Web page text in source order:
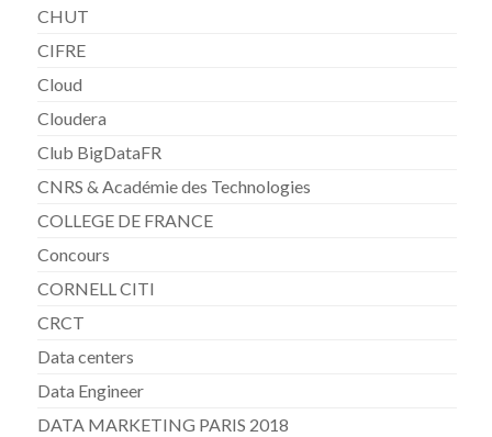
CHUT
CIFRE
Cloud
Cloudera
Club BigDataFR
CNRS & Académie des Technologies
COLLEGE DE FRANCE
Concours
CORNELL CITI
CRCT
Data centers
Data Engineer
DATA MARKETING PARIS 2018